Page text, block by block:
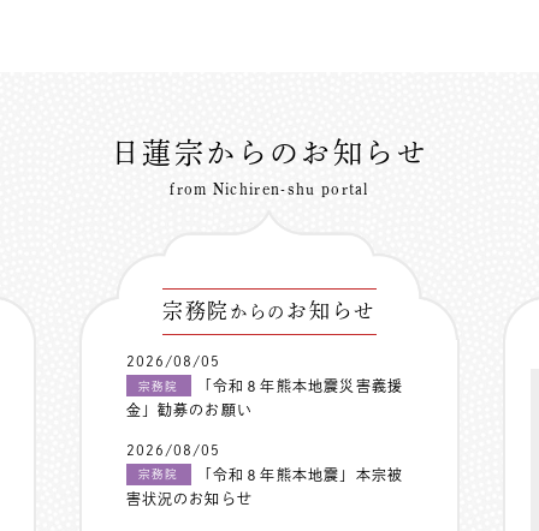
日蓮宗からのお知らせ
from Nichiren-shu portal
宗務院 からの お知らせ
2026/08/05
宗務院
「令和８年熊本地震災害義援
金」勧募のお願い
2026/08/05
宗務院
「令和８年熊本地震」本宗被
害状況のお知らせ